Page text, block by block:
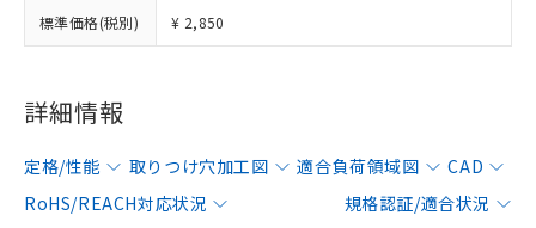
標準価格(税別) ¥ 2,850
詳細情報
定格/性能 取りつけ穴加工図 適合負荷領域図
CAD
RoHS/REACH対応状況
規格認証/適合状況